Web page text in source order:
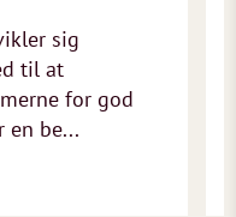
sig
til at
for god
en be...